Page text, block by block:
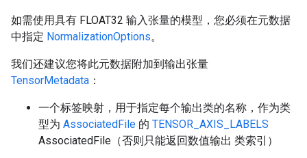
如需使用具有 FLOAT32 输入张量的模型，您必须在元数据
中指定 NormalizationOptions。
我们还建议您将此元数据附加到输出张量
TensorMetadata ：
一个标签映射，用于指定每个输出类的名称，作为类
型为 AssociatedFile 的 TENSOR_AXIS_LABELS
AssociatedFile（否则只能返回数值输出 类索引）